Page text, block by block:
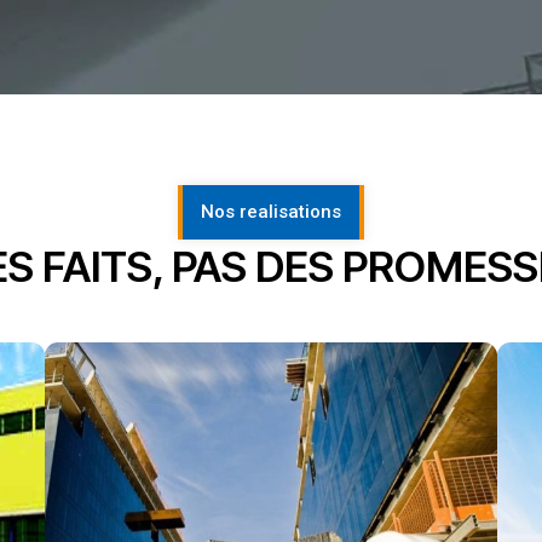
Nos realisations
FAITS, PAS DES